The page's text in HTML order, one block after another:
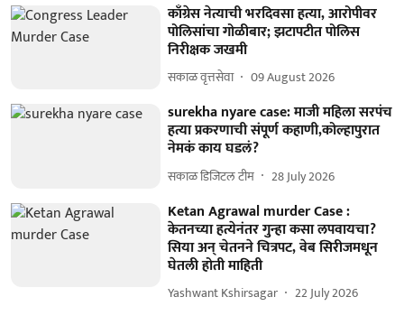
काँग्रेस नेत्याची भरदिवसा हत्या, आरोपीवर
पोलिसांचा गोळीबार; झटापटीत पोलिस
निरीक्षक जखमी
सकाळ वृत्तसेवा 09 August 2026
surekha nyare case: माजी महिला सरपंच
हत्या प्रकरणाची संपूर्ण कहाणी,कोल्हापुरात
नेमकं काय घडलं?
सकाळ डिजिटल टीम 28 July 2026
Ketan Agrawal murder Case :
केतनच्या हत्येनंतर गुन्हा कसा लपवायचा?
सिया अन् चेतनने चित्रपट, वेब सिरीजमधून
घेतली होती माहिती
Yashwant Kshirsagar 22 July 2026